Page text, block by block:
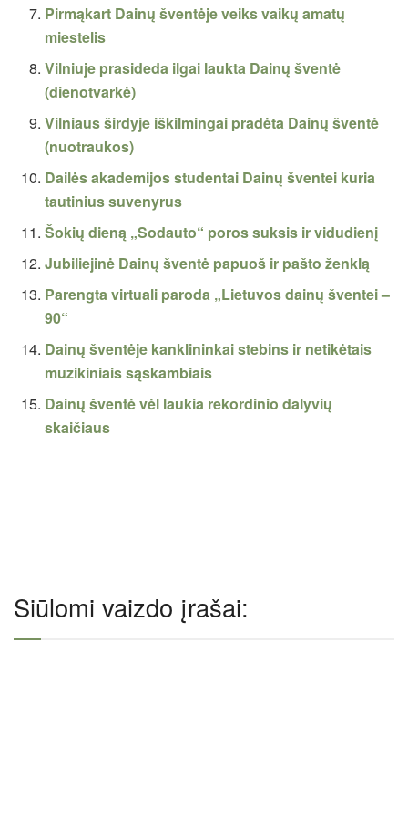
Pirmąkart Dainų šventėje veiks vaikų amatų
miestelis
Vilniuje prasideda ilgai laukta Dainų šventė
(dienotvarkė)
Vilniaus širdyje iškilmingai pradėta Dainų šventė
(nuotraukos)
Dailės akademijos studentai Dainų šventei kuria
tautinius suvenyrus
Šokių dieną „Sodauto“ poros suksis ir vidudienį
Jubiliejinė Dainų šventė papuoš ir pašto ženklą
Parengta virtuali paroda „Lietuvos dainų šventei –
90“
Dainų šventėje kanklininkai stebins ir netikėtais
muzikiniais sąskambiais
Dainų šventė vėl laukia rekordinio dalyvių
skaičiaus
Siūlomi vaizdo įrašai: